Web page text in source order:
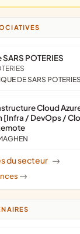
POTERIES
DE SARS POTERIES
Cloud
[Infra / DevOps /
du secteur ->
->